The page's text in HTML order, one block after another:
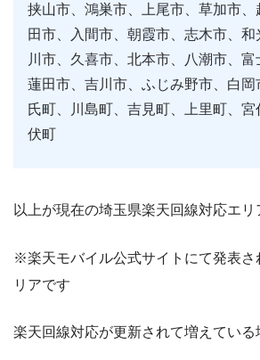
挟山市、鴻巣市、上尾市、草加市、
田市、入間市、朝霞市、志木市、
川市、久喜市、北本市、八潮市、富
蓮田市、吉川市、ふじみ野市、白
氏町、川島町、吉見町、上里町、
伏町
以上が現在の埼玉県楽天回線対応エリ
※楽天モバイル公式サイトにて発表さ
リアです
楽天回線対応が更新されて増えている